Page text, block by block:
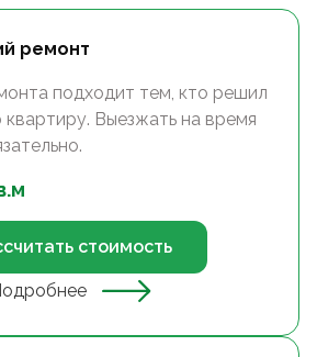
ремонт
подходит тем, кто решил
Выезжать на время
стоимость